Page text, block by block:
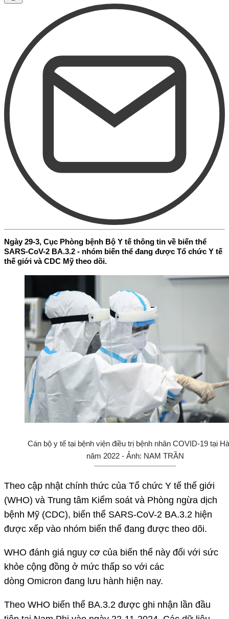
Ngày 29-3, Cục Phòng bệnh Bộ Y tế thông tin về biến thể
SARS-CoV-2 BA.3.2 - nhóm biến thể đang được Tổ chức Y tế
thế giới và CDC Mỹ theo dõi.
Cán bộ y tế tại bệnh viện điều trị bệnh nhân COVID-19 tại
năm 2022 - Ảnh: NAM TRẦN
Theo cập nhật chính thức của Tổ chức Y tế thế giới
(WHO) và Trung tâm Kiểm soát và Phòng ngừa dịch
bệnh Mỹ (CDC), biến thể SARS-CoV-2 BA.3.2 hiện
được xếp vào nhóm biến thể đang được theo dõi.
WHO đánh giá nguy cơ của biến thể này đối với sức
khỏe cộng đồng ở mức thấp so với các
dòng Omicron đang lưu hành hiện nay.
Theo WHO biến thể BA.3.2 được ghi nhận lần đầu